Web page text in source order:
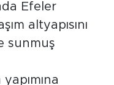
Efeler
altyapısını
sunmuş